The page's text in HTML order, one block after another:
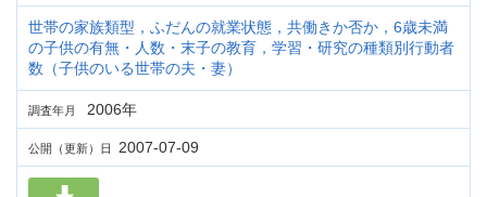
世帯の家族類型，ふだんの就業状態，共働きか否か，6歳未満
の子供の有無・人数・末子の教育，学習・研究の種類別行動者
数（子供のいる世帯の夫・妻）
調査年月 2006年
公開（更新）日 2007-07-09